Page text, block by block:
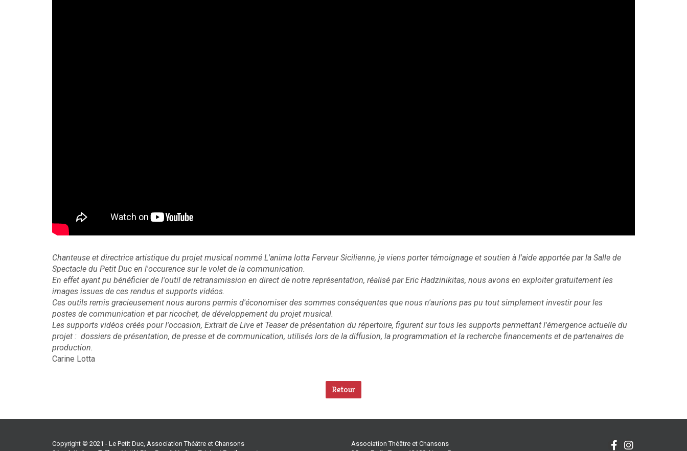
Chanteuse et directrice artistique du projet musical nommé L'anima lotta Ferveur Sicilienne, je viens porter témoignage et soutien à l'aide apportée par la Salle de
Spectacle du Petit Duc en l'occurence sur le volet de la communication.
En effet ayant pu bénéficier de l'outil de retransmission en direct de notre représentation, réalisé par Eric Hadzinikitas, nous avons en exploiter gratuitement les
images issues de ces rendus et supports vidéos.
Ces outils remis gracieusement nous aurons permis d'économiser des sommes conséquentes que nous n'aurions pas pu tout simplement investir pour les
postes de communication et par ricochet, de développement du projet musical.
Les supports vidéos créés pour l'occasion, Extrait de Live et Teaser de présentation du répertoire, figurent sur tous les supports permettant l'émergence actuelle du
projet : dossiers de présentation, de presse et de communication, utilisés lors de la diffusion, la programmation et la recherche financements et de partenaires de
production.
Carine Lotta
Retour
Copyright © 2021 - Le Petit Duc, Association Théâtre et Chansons
Association Théâtre et Chansons